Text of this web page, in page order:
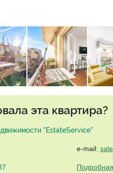
эта квартира?
"EstateService"
e-mail: